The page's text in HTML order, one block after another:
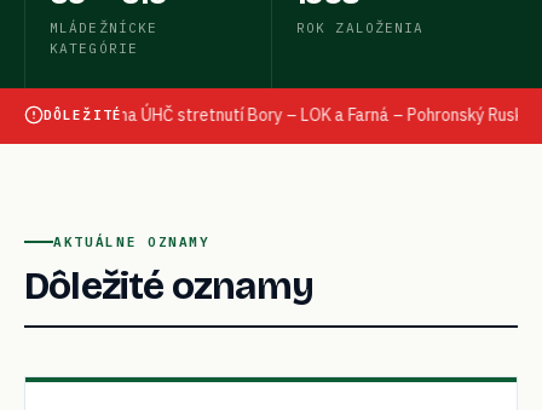
MLÁDEŽNÍCKE
KATEGÓRIE
ROK ZALOŽENIA
DÔLEŽITÉ
ÚHČ stretnutí Bory – LOK a Farná – Pohronský Ruskov dňa
AKTUÁLNE OZNAMY
Dôležité oznamy